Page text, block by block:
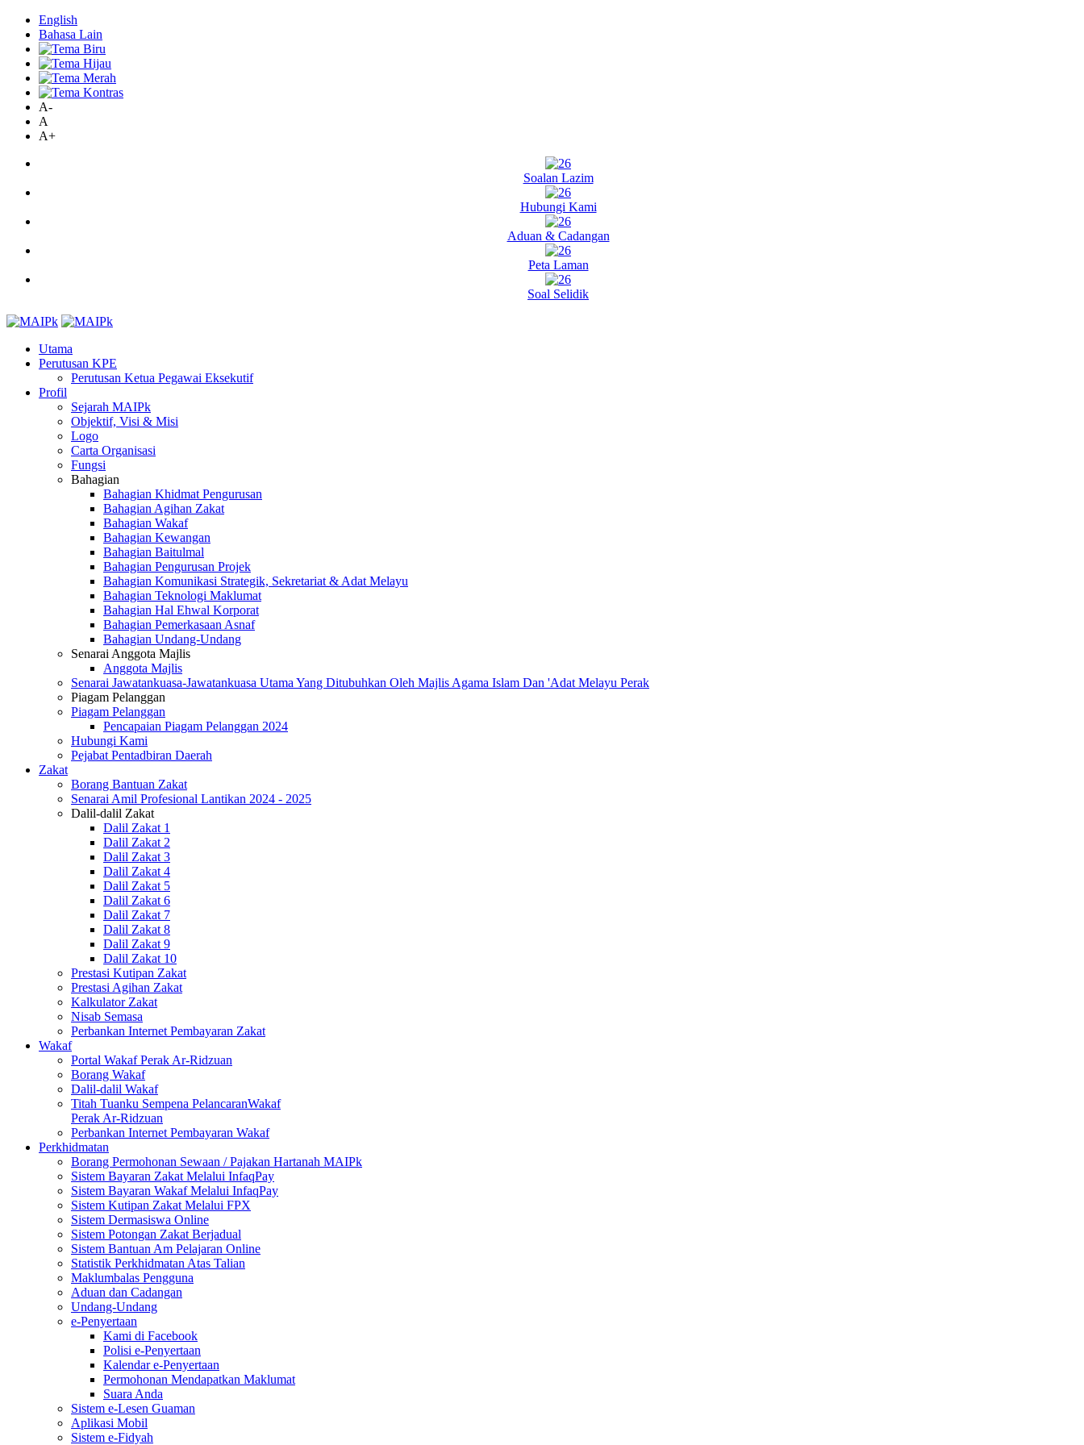
English
Bahasa Lain
A-
A
A+
Soalan Lazim
Hubungi Kami
Aduan & Cadangan
Peta Laman
Soal Selidik
Utama
Perutusan KPE
Perutusan Ketua Pegawai Eksekutif
Profil
Sejarah MAIPk
Objektif, Visi & Misi
Logo
Carta Organisasi
Fungsi
Bahagian
Bahagian Khidmat Pengurusan
Bahagian Agihan Zakat
Bahagian Wakaf
Bahagian Kewangan
Bahagian Baitulmal
Bahagian Pengurusan Projek
Bahagian Komunikasi Strategik, Sekretariat & Adat Melayu
Bahagian Teknologi Maklumat
Bahagian Hal Ehwal Korporat
Bahagian Pemerkasaan Asnaf
Bahagian Undang-Undang
Senarai Anggota Majlis
Anggota Majlis
Senarai Jawatankuasa-Jawatankuasa Utama Yang Ditubuhkan Oleh Majlis Agama Islam Dan 'Adat Melayu Perak
Piagam Pelanggan
Piagam Pelanggan
Pencapaian Piagam Pelanggan 2024
Hubungi Kami
Pejabat Pentadbiran Daerah
Zakat
Borang Bantuan Zakat
Senarai Amil Profesional Lantikan 2024 - 2025
Dalil-dalil Zakat
Dalil Zakat 1
Dalil Zakat 2
Dalil Zakat 3
Dalil Zakat 4
Dalil Zakat 5
Dalil Zakat 6
Dalil Zakat 7
Dalil Zakat 8
Dalil Zakat 9
Dalil Zakat 10
Prestasi Kutipan Zakat
Prestasi Agihan Zakat
Kalkulator Zakat
Nisab Semasa
Perbankan Internet Pembayaran Zakat
Wakaf
Portal Wakaf Perak Ar-Ridzuan
Borang Wakaf
Dalil-dalil Wakaf
Titah Tuanku Sempena PelancaranWakaf
Perak Ar-Ridzuan
Perbankan Internet Pembayaran Wakaf
Perkhidmatan
Borang Permohonan Sewaan / Pajakan Hartanah MAIPk
Sistem Bayaran Zakat Melalui InfaqPay
Sistem Bayaran Wakaf Melalui InfaqPay
Sistem Kutipan Zakat Melalui FPX
Sistem Dermasiswa Online
Sistem Potongan Zakat Berjadual
Sistem Bantuan Am Pelajaran Online
Statistik Perkhidmatan Atas Talian
Maklumbalas Pengguna
Aduan dan Cadangan
Undang-Undang
e-Penyertaan
Kami di Facebook
Polisi e-Penyertaan
Kalendar e-Penyertaan
Permohonan Mendapatkan Maklumat
Suara Anda
Sistem e-Lesen Guaman
Aplikasi Mobil
Sistem e-Fidyah